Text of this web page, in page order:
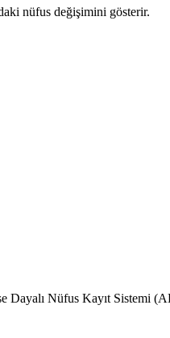
nüfus değişimini gösterir.
Nüfus Kayıt Sistemi